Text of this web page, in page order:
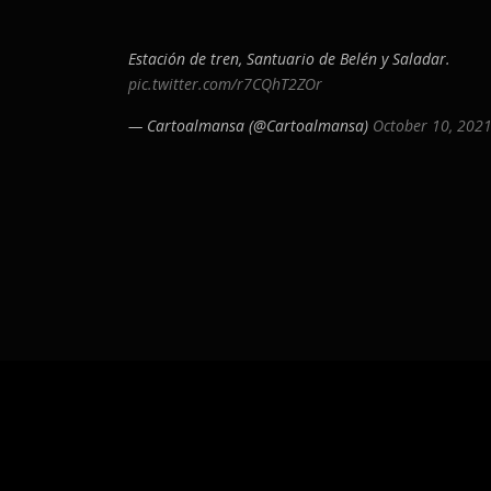
Estación de tren, Santuario de Belén y Saladar.
pic.twitter.com/r7CQhT2ZOr
— Cartoalmansa (@Cartoalmansa) October 10, 2021